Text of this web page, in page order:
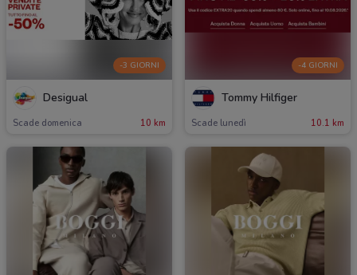
-3 GIORNI
Desigual
Scade domenica 10 km
-4 GIORNI
Tommy Hilfiger
Scade lunedì 10.1 km